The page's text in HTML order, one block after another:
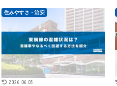
住みやすさ・治安
2026.06.05